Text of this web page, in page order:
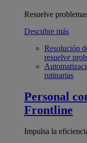
Resuelve
Descubre más
Resolución
resuelve
rutinarias
Personal
Frontline
Impulsa la